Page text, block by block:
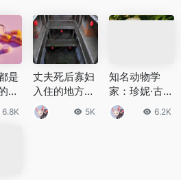
是
？
式
？
6.8K
丈夫死后寡妇
入住的地方，
清洁堂真的存
在吗？
5K
知名动物学
家：珍妮·古道
尔和黑猩猩的
不解之缘
6.2K